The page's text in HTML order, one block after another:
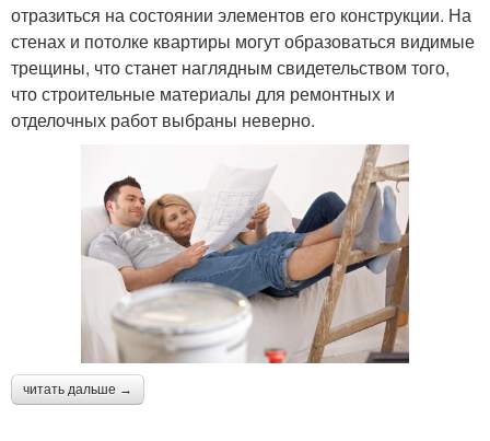
отразиться на состоянии элементов его конструкции. На
стенах и потолке квартиры могут образоваться видимые
трещины, что станет наглядным свидетельством того,
что строительные материалы для ремонтных и
отделочных работ выбраны неверно.
читать дальше →